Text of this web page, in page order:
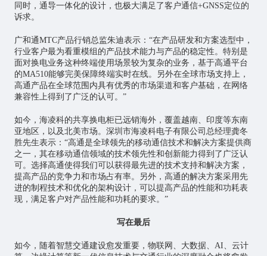
同时，通导一体化的设计，也极大满足了客户通信+GNSS定位的
诉求。
广和通MTC产品行销总监朱迪表示：“在产品研发和方案选型中，
行业客户最为看重模组的产品技术能力与产品的稳定性。特别是
面对换电业务这种终端使用场景较为复杂的业务，基于高通平台
的MA510能够完美保障终端实时在线。另外在全球市场支持上，
高通产品在全球范围内具有优秀的市场渠道和客户基础，在网络
兼容性上得到了广泛的认可。”
如今，海凌科的共享换电柜已远销海外，覆盖越南、印度等东南
亚地区，以及北美市场。深圳市海凌科电子有限公司总经理龚冬
胜先生表示：“高通是全球领先的移动通信技术和解决方案提供商
之一，其在移动通信领域的技术领先性和创新能力得到了广泛认
可。选择高通使得我们可以获得最先进的技术支持和解决方案，
提高产品的竞争力和市场占有率。另外，高通的解决方案采用先
进的制程技术和优化的架构设计，可以提高产品的性能和功耗表
现，满足客户对产品性能和功耗的要求。”
写在最后
如今，随着智慧交通建设愈发重要，物联网、大数据、AI、云计